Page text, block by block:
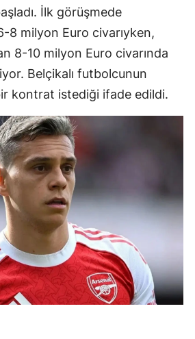
İlk görüşmede
8 milyon Euro civarıyken,
8-10 milyon Euro civarında
Belçikalı futbolcunun
kontrat istediği ifade edildi.